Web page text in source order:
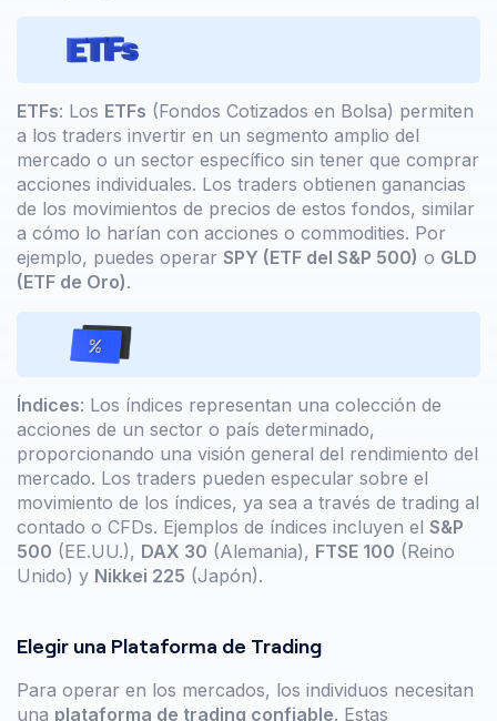
ETFs: Los ETFs (Fondos Cotizados en Bolsa) permiten
a los traders invertir en un segmento amplio del
mercado o un sector específico sin tener que comprar
acciones individuales. Los traders obtienen ganancias
de los movimientos de precios de estos fondos, similar
a cómo lo harían con acciones o commodities. Por
ejemplo, puedes operar SPY (ETF del S&P 500) o GLD
(ETF de Oro).
Índices: Los índices representan una colección de
acciones de un sector o país determinado,
proporcionando una visión general del rendimiento del
mercado. Los traders pueden especular sobre el
movimiento de los índices, ya sea a través de trading al
contado o CFDs. Ejemplos de índices incluyen el S&P
500 (EE.UU.), DAX 30 (Alemania), FTSE 100 (Reino
Unido) y Nikkei 225 (Japón).
Elegir una Plataforma de Trading
Para operar en los mercados, los individuos necesitan
una plataforma de trading confiable. Estas